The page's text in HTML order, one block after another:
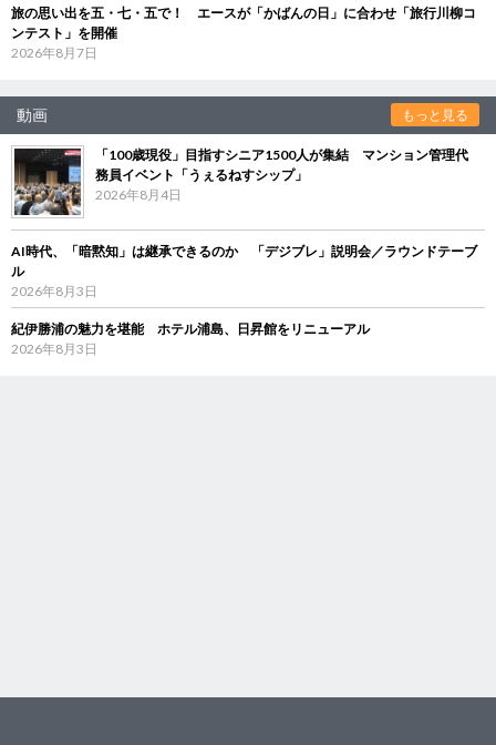
旅の思い出を五・七・五で！ エースが「かばんの日」に合わせ「旅行川柳コ
ンテスト」を開催
2026年8月7日
動画 もっと見る
「100歳現役」目指すシニア1500人が集結 マンション管理代
務員イベント「うぇるねすシップ」
2026年8月4日
AI時代、「暗黙知」は継承できるのか 「デジブレ」説明会／ラウンドテーブ
ル
2026年8月3日
紀伊勝浦の魅力を堪能 ホテル浦島、日昇館をリニューアル
2026年8月3日